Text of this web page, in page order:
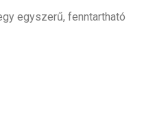
egyszerű, fenntartható